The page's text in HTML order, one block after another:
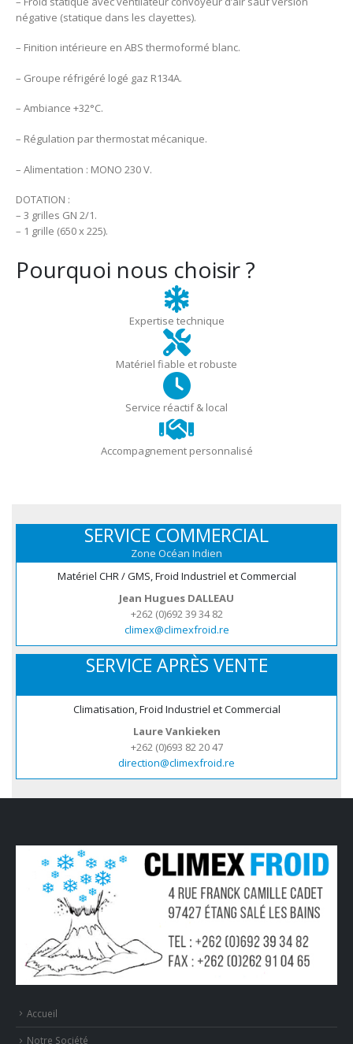
négative (statique dans les clayettes).
– Finition intérieure en ABS thermoformé blanc.
– Groupe réfrigéré logé gaz R134A.
– Ambiance +32°C.
– Régulation par thermostat mécanique.
– Alimentation : MONO 230 V.
DOTATION :
– 3 grilles GN 2/1.
– 1 grille (650 x 225).
Pourquoi nous choisir ?
Expertise technique
Matériel fiable et robuste
Service réactif & local
Accompagnement personnalisé
SERVICE COMMERCIAL
Zone Océan Indien
Matériel CHR / GMS, Froid Industriel et Commercial
Jean Hugues DALLEAU
+262 (0)692 39 34 82
climex@climexfroid.re
SERVICE APRÈS VENTE
Climatisation, Froid Industriel et Commercial
Laure Vankieken
+262 (0)693 82 20 47
direction@climexfroid.re
Accueil
Notre Société